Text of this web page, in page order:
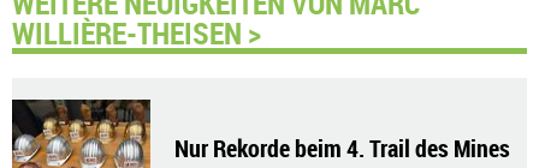
WILLIÈRE-THEISEN >
Nur Rekorde beim 4. Trail des Mines